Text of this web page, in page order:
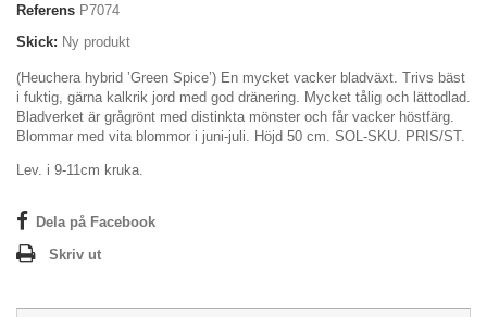
Referens P7074
Skick: Ny produkt
(Heuchera hybrid ’Green Spice’) En mycket vacker bladväxt. Trivs bäst
i fuktig, gärna kalkrik jord med god dränering. Mycket tålig och lättodlad.
Bladverket är grågrönt med distinkta mönster och får vacker höstfärg.
Blommar med vita blommor i juni-juli. Höjd 50 cm. SOL-SKU. PRIS/ST.
Lev. i 9-11cm kruka.
Dela på Facebook
Skriv ut